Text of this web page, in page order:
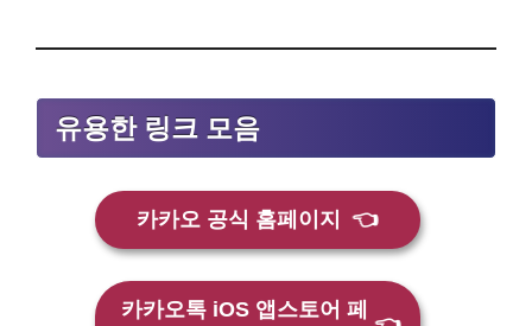
유용한 링크 모음
카카오 공식 홈페이지👈
카카오톡 iOS 앱스토어 페